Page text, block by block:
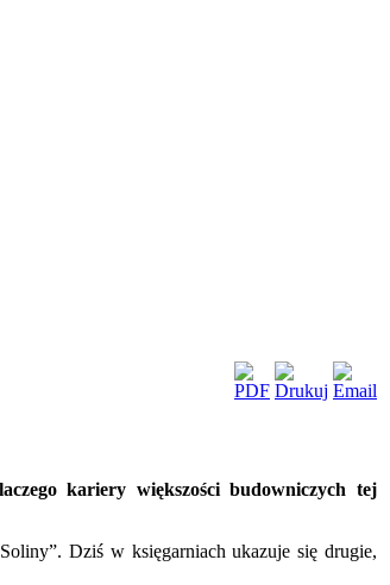
kariery większości budowniczych tej
Dziś w księgarniach ukazuje się drugie,